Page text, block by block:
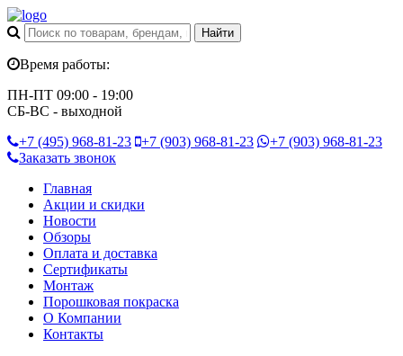
Время работы:
ПН-ПТ 09:00 - 19:00
СБ-ВС - выходной
+7 (495) 968-81-23 +7 (903) 968-81-23 +7 (903) 968-81-23
Заказать звонок
Главная
Акции и скидки
Новости
Обзоры
Оплата и доставка
Сертификаты
Монтаж
Порошковая покраска
О Компании
Контакты